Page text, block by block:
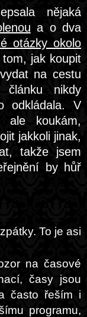
nějaká
a o dva
otázky okolo
jak koupit
na cestu
článku nikdy
odkládala. V
ale koukám,
jakkoli jinak,
takže jsem
by hůř
To je asi
na časové
časy jsou
často řeším i
programu,